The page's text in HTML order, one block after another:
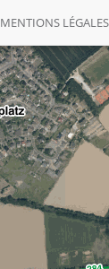
MENTIONS LÉGALES